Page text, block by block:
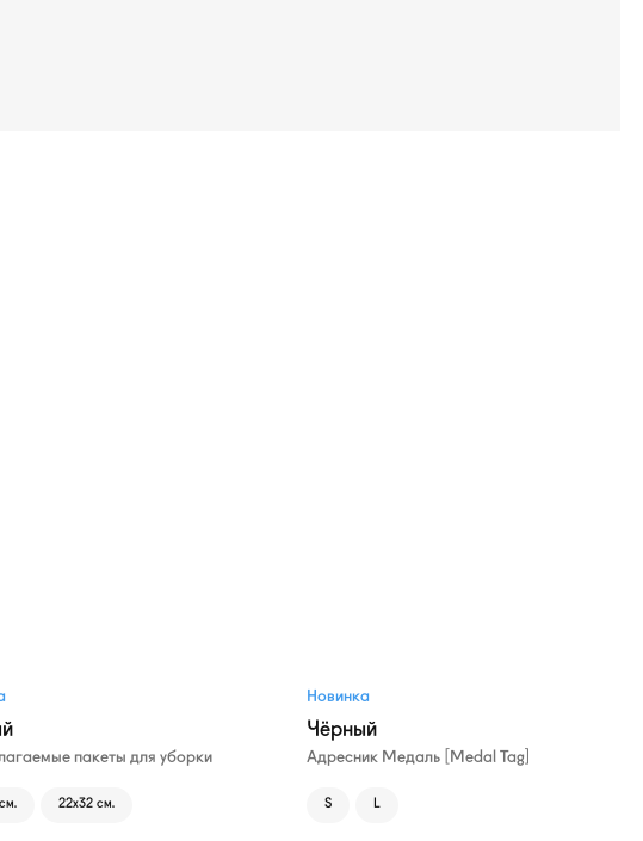
пакеты для уборки
22х32 см.
Новинка
Чёрный
Адресник Медаль [Medal Tag]
S L